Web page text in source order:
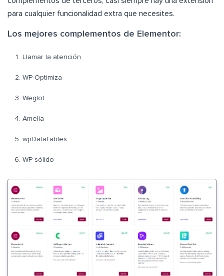
para cualquier funcionalidad extra que necesites.
Los mejores complementos de Elementor:
Llamar la atención
WP-Optimiza
Weglot
Amelia
wpDataTables
WP sólido